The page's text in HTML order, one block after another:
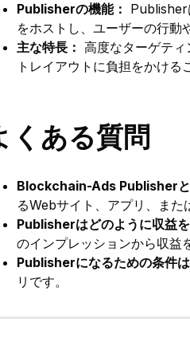
Publisherの機能： Publisher
をホストし、ユーザーの行動
主な特長： 高度なターゲテ
トレイアウトに負担をかける
くある質問
Blockchain-Ads Publisherと
るWebサイト、アプリ、また
Publisherはどのように収益
のインプレッションから収益
Publisherになるための条件
リです。